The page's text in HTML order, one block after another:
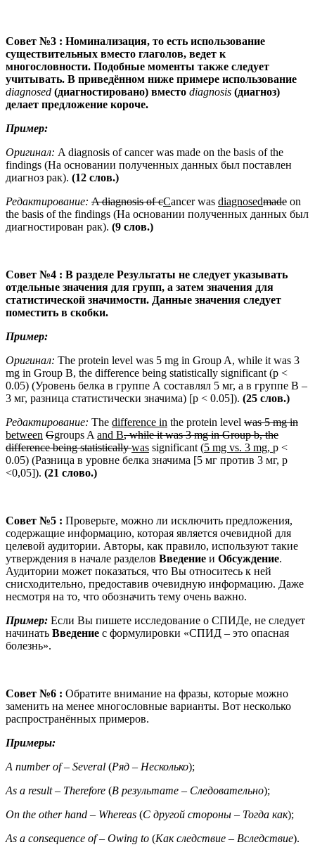
Совет №3 : Номинализация, то есть использование
существительных вместо глаголов, ведет к
многословности. Подобные моменты также следует
учитывать. В приведённом ниже примере использование
diagnosed (диагностировано) вместо diagnosis (диагноз)
делает предложение короче.
Пример:
Оригинал: A diagnosis of cancer was made on the basis of the
findings (На основании полученных данных был поставлен
диагноз рак). (12 слов.)
Редактирование: AdiagnosisofcCancer was diagnosedmade on
the basis of the findings (На основании полученных данных был
диагностирован рак). (9 слов.)
Совет №4 : В разделе Результаты не следует указывать
отдельные значения для групп, а затем значения для
статистической значимости. Данные значения следует
поместить в скобки.
Пример:
Оригинал: The protein level was 5 mg in Group A, while it was 3
mg in Group B, the difference being statistically significant (p <
0.05) (Уровень белка в группе А составлял 5 мг, а в группе В –
3 мг, разница статистически значима) [p < 0.05]). (25 слов.)
Редактирование: The difference in the protein level was 5 mg in
between Ggroups A and B, while it was 3 mg in Group b, the
difference being statisticallywas significant (5 mg vs. 3 mg, p <
0.05) (Разница в уровне белка значима [5 мг против 3 мг, р
<0,05]). (21 слово.)
Совет №5 : Проверьте, можно ли исключить предложения,
содержащие информацию, которая является очевидной для
целевой аудитории. Авторы, как правило, используют такие
утверждения в начале разделов Введение и Обсуждение.
Аудитории может показаться, что Вы относитесь к ней
снисходительно, предоставив очевидную информацию. Даже
несмотря на то, что обозначить тему очень важно.
Пример: Если Вы пишете исследование о СПИДе, не следует
начинать Введение с формулировки «СПИД – это опасная
болезнь».
Совет №6 : Обратите внимание на фразы, которые можно
заменить на менее многословные варианты. Вот несколько
распространённых примеров.
Примеры:
A number of– Several (Ряд – Несколько);
As a result– Therefore (В результате – Следовательно);
On the other hand – Whereas (С другой стороны – Тогда как);
As a consequence of– Owing to (Какследствие – Вследствие).